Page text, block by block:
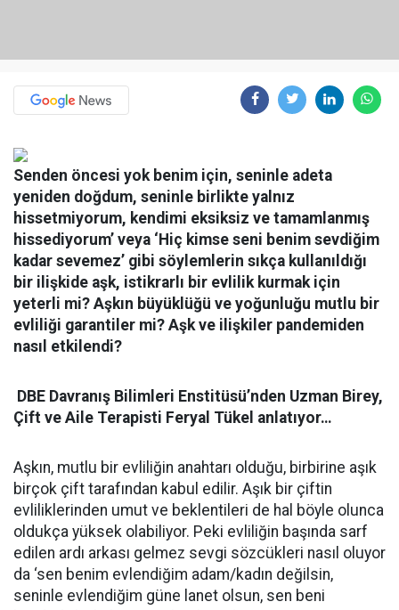
Senden öncesi yok benim için, seninle adeta
yeniden doğdum, seninle birlikte yalnız
hissetmiyorum, kendimi eksiksiz ve tamamlanmış
hissediyorum’ veya ‘Hiç kimse seni benim sevdiğim
kadar sevemez’ gibi söylemlerin sıkça kullanıldığı
bir ilişkide aşk, istikrarlı bir evlilik kurmak için
yeterli mi? Aşkın büyüklüğü ve yoğunluğu mutlu bir
evliliği garantiler mi? Aşk ve ilişkiler pandemiden
nasıl etkilendi?
DBE Davranış Bilimleri Enstitüsü’nden Uzman Birey,
Çift ve Aile Terapisti Feryal Tükel anlatıyor…
Aşkın, mutlu bir evliliğin anahtarı olduğu, birbirine aşık
birçok çift tarafından kabul edilir. Aşık bir çiftin
evliliklerinden umut ve beklentileri de hal böyle olunca
oldukça yüksek olabiliyor. Peki evliliğin başında sarf
edilen ardı arkası gelmez sevgi sözcükleri nasıl oluyor
da ‘sen benim evlendiğim adam/kadın değilsin,
seninle evlendiğim güne lanet olsun, sen beni